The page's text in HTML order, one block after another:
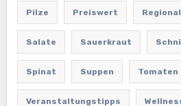
Pilze Preiswert
Salate Sauerkraut
Spinat Suppen Tomaten
Veranstaltungstipps